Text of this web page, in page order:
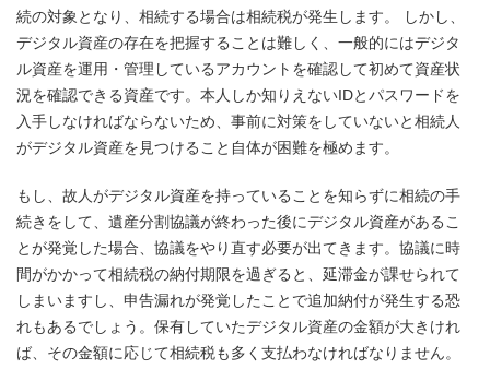
続の対象となり、相続する場合は相続税が発生します。 しかし、
デジタル資産の存在を把握することは難しく、一般的にはデジタ
ル資産を運用・管理しているアカウントを確認して初めて資産状
況を確認できる資産です。本人しか知りえないIDとパスワードを
入手しなければならないため、事前に対策をしていないと相続人
がデジタル資産を見つけること自体が困難を極めます。
もし、故人がデジタル資産を持っていることを知らずに相続の手
続きをして、遺産分割協議が終わった後にデジタル資産があるこ
とが発覚した場合、協議をやり直す必要が出てきます。協議に時
間がかかって相続税の納付期限を過ぎると、延滞金が課せられて
しまいますし、申告漏れが発覚したことで追加納付が発生する恐
れもあるでしょう。保有していたデジタル資産の金額が大きけれ
ば、その金額に応じて相続税も多く支払わなければなりません。